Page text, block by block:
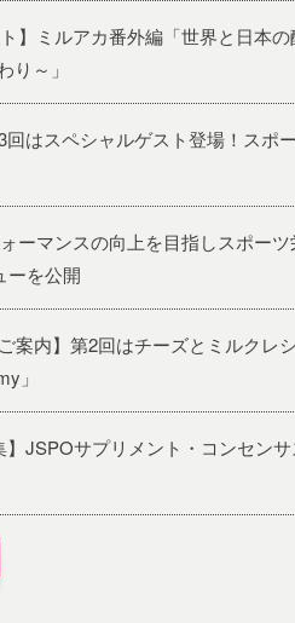
】ミルアカ番外編「世界と日本
～」
回はスペシャルゲスト登場！スポ
ーマンスの向上を目指しスポー
ーを公開
案内】第2回はチーズとミルクレ
」
】JSPOサプリメント・コンセン